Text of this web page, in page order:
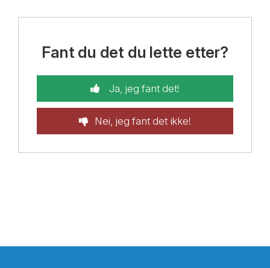
Fant du det du lette etter?
Ja, jeg fant det!
Nei, jeg fant det ikke!